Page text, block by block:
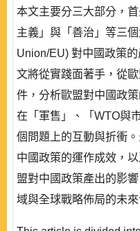
本文主要分三大部分，
主義」與「善治」等三
Union/EU) 對中國政策
文將從實踐面著手，從
件，分析歐盟對中國政
在「軍售」、「WTO與
個問題上的互動與折衝
中國政策的運作成效，
盟對中國政策產出的影
域與全球戰略佈局的未來